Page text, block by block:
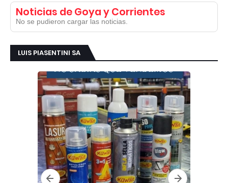
Noticias de Goya y Corrientes
No se pudieron cargar las noticias.
LUIS PIASENTINI SA